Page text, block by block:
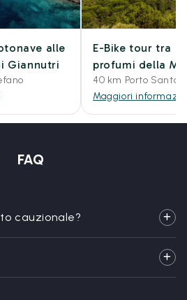
alle
Giannutri
E-Bike tour tra i
profumi della
40 km Porto Santo
Maggiori
FAQ
cauzionale?